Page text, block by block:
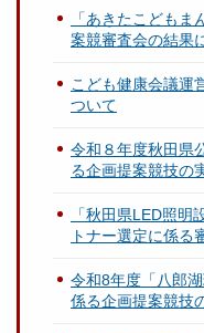
「あきたこども
案競審査会の結果
こども健康会議運
ついて
令和８年度秋田県
る企画提案競技の
「秋田県LED照
トナー選定に係る
令和8年度「八郎
係る企画提案競技